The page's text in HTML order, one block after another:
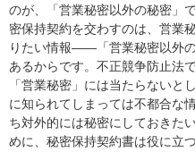
のが、「営業秘密以外の秘密」
密保持契約を交わすのは、営業
りたい情報――「営業秘密以外
あるからです。不正競争防止法
「営業秘密」には当たらないと
に知られてしまっては不都合な
ち対外的には秘密にしておきた
めに、秘密保持契約書は役に立